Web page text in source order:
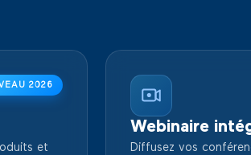
2026
et
Webinaire
Diffusez vos